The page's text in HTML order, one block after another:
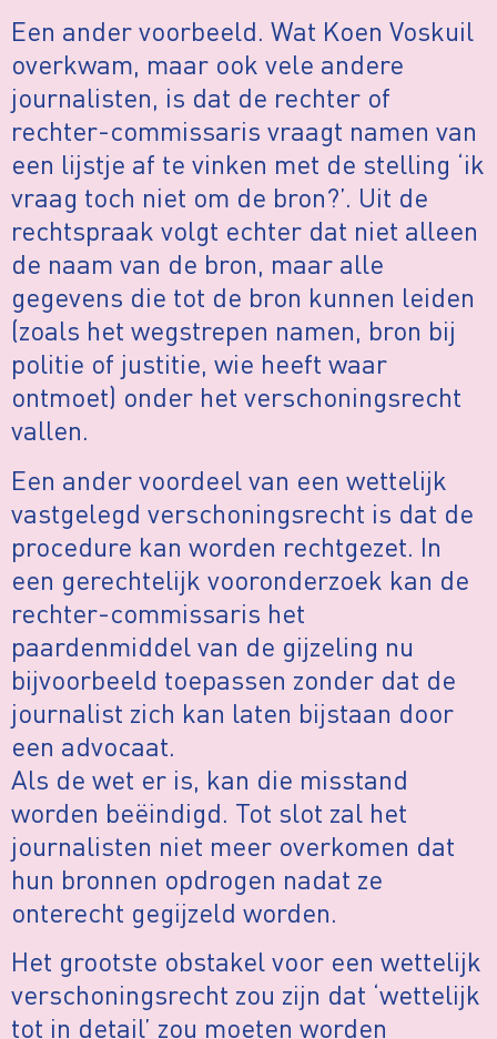
Een ander voorbeeld. Wat Koen Voskuil
overkwam, maar ook vele andere
journalisten, is dat de rechter of
rechter-commissaris vraagt namen van
een lijstje af te vinken met de stelling ‘ik
vraag toch niet om de bron?’. Uit de
rechtspraak volgt echter dat niet alleen
de naam van de bron, maar alle
gegevens die tot de bron kunnen leiden
(zoals het wegstrepen namen, bron bij
politie of justitie, wie heeft waar
ontmoet) onder het verschoningsrecht
vallen.
Een ander voordeel van een wettelijk
vastgelegd verschoningsrecht is dat de
procedure kan worden rechtgezet. In
een gerechtelijk vooronderzoek kan de
rechter-commissaris het
paardenmiddel van de gijzeling nu
bijvoorbeeld toepassen zonder dat de
journalist zich kan laten bijstaan door
een advocaat.
Als de wet er is, kan die misstand
worden beëindigd. Tot slot zal het
journalisten niet meer overkomen dat
hun bronnen opdrogen nadat ze
onterecht gegijzeld worden.
Het grootste obstakel voor een wettelijk
verschoningsrecht zou zijn dat ‘wettelijk
tot in detail’ zou moeten worden